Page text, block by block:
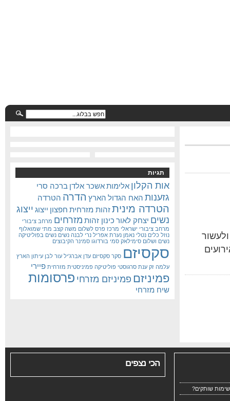
תגיות
אות הקלון אלימותאשכר אלדן ברכה סרי
גזענות האח הגדול הארץ הדרה הטרדה
הטרדה מיניתזהות מזרחית חפצון ייצוג ייצוג
נשים יצחק לאור כינון זהות מזרחים מרחב ציבורי
מרחב ציבורי ישראלי מרכז פרס לשלום משה קצב מתי שמואלוף
נוזל כלים נטלי נאמן נערת אפריל נרי לבנה נשים נשים בפוליטיקה
נשים ושלום סימילאק סמי בורדוגו סמינר הקיבוצים
סקסיזם סקר סקסיזם עדן אברג'יל עור לבן עיתון הארץ
עלמה זק ענת סרגוסטי פוליטיקה פמיניסטית מזרחית פיירי
פמיניזם פמיניזם מזרחי פרסומות
שיח מזרחי
שותקים?
הכי נצפים